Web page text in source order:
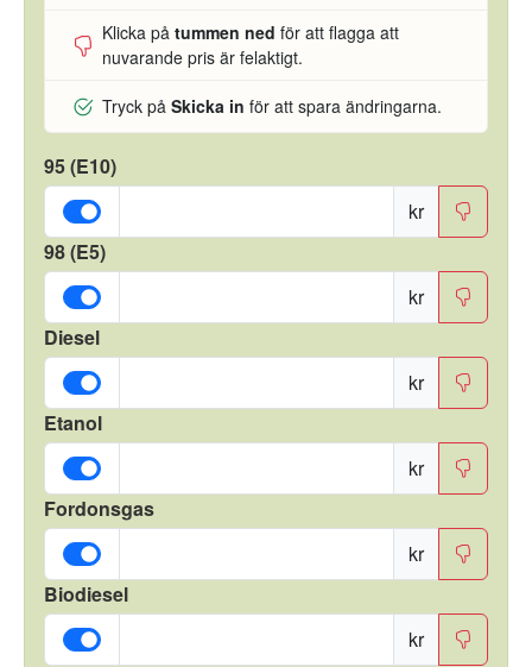
Klicka på tummen ned för att flagga att
nuvarande pris är felaktigt.
Tryck på Skicka in för att spara ändringarna.
95 (E10)
kr
98 (E5)
kr
Diesel
kr
Etanol
kr
Fordonsgas
kr
Biodiesel
kr